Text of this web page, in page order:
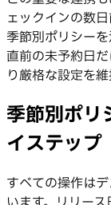
ェックインの数
季節別ポリシー
直前の未予約日
り厳格な設定を維
季節別ポリ
イステップ
すべての操作は